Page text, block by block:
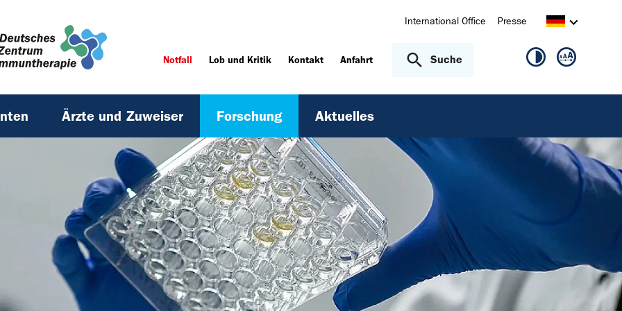
International Office Presse
Notfall Lob und Kritik Kontakt Anfahrt Suche
Ärzte und Zuweiser Forschung Aktuelles